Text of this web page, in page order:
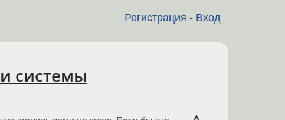
Регистрация - Вход
системы